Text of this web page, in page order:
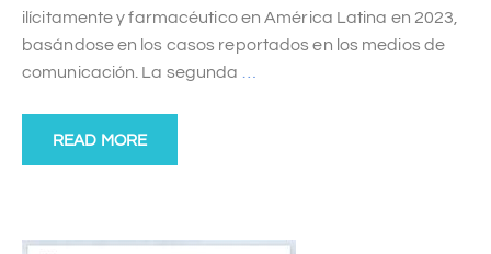
ilícitamente y farmacéutico en América Latina en 2023,
basándose en los casos reportados en los medios de
comunicación. La segunda
READ MORE